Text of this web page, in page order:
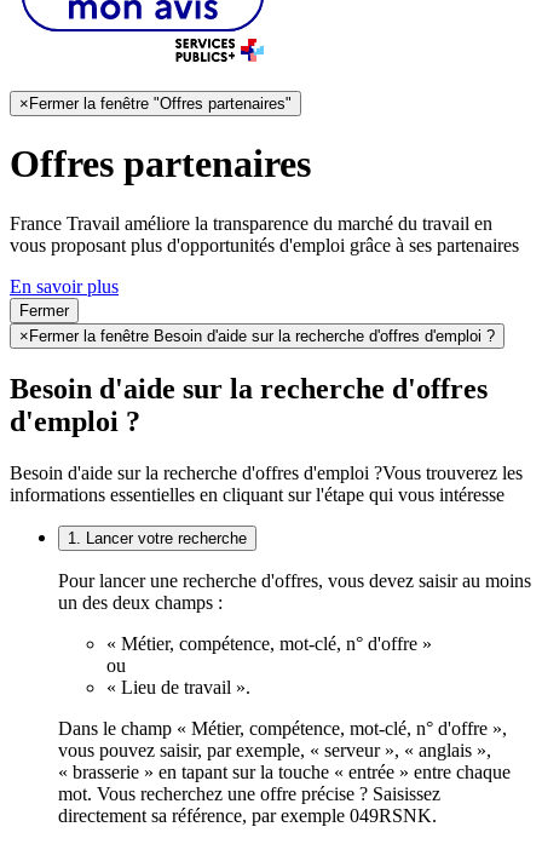
× Fermer la fenêtre "Offres partenaires"
Offres partenaires
France Travail améliore la transparence du marché du travail en
vous proposant plus d'opportunités d'emploi grâce à ses partenaires
En savoir plus
Fermer
×Fermer la fenêtre Besoin d'aide sur la recherche d'offres d'emploi ?
Besoin d'aide sur la recherche d'offres
d'emploi ?
Besoin d'aide sur la recherche d'offres d'emploi ?Vous trouverez les
informations essentielles en cliquant sur l'étape qui vous intéresse
1. Lancer votre recherche
Pour lancer une recherche d'offres, vous devez saisir au moins
un des deux champs :
« Métier, compétence, mot-clé, n° d'offre »
ou
« Lieu de travail ».
Dans le champ « Métier, compétence, mot-clé, n° d'offre »,
vous pouvez saisir, par exemple, « serveur », « anglais »,
« brasserie » en tapant sur la touche « entrée » entre chaque
mot. Vous recherchez une offre précise ? Saisissez
directement sa référence, par exemple 049RSNK.